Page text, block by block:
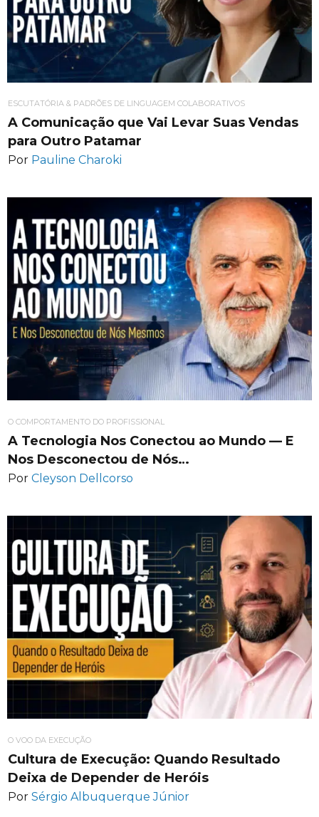
ESCUTATÓRIA & PADRÕES DE LINGUAGEM COLABORATIVOS
A Comunicação que Vai Levar Suas Vendas
para Outro Patamar
Por Pauline Charoki
O COMPORTAMENTO DO PROFISSIONAL
A Tecnologia Nos Conectou ao Mundo — E
Nos Desconectou de Nós…
Por Cleyson Dellcorso
O VOO DA EXECUÇÃO
Cultura de Execução: Quando Resultado
Deixa de Depender de Heróis
Por Sérgio Albuquerque Júnior